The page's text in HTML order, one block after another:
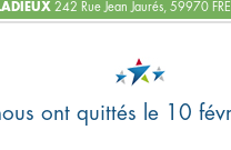
242 Rue Jean Jaurés, 59970
ont quittés le 10